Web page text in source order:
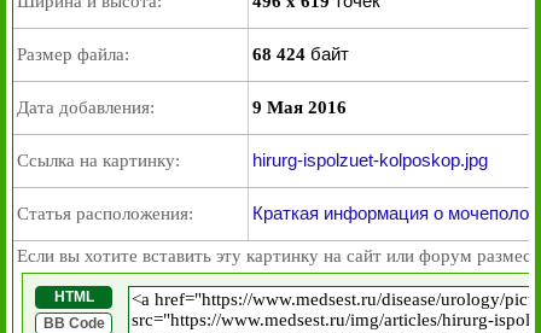
Размер файла: 68 424 байт
Дата добавления: 9 Мая 2016
Ссылка на картинку: hirurg-ispolzuet-kolposkop.jpg
Статья расположения: Краткая информация о
Если вы хотите вставить эту картинку на сайт или форум
HTML
BB Code